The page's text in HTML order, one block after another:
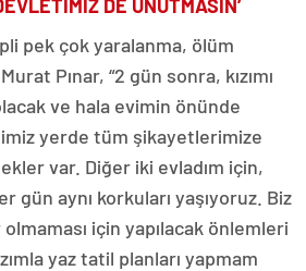
DE UNUTMASIN’
pek çok yaralanma, ölüm
Pınar, “2 gün sonra, kızımı
ve hala evimin önünde
yerde tüm şikayetlerimize
var. Diğer iki evladım için,
gün aynı korkuları yaşıyoruz. Biz
için yapılacak önlemleri
yaz tatil planları yapmam